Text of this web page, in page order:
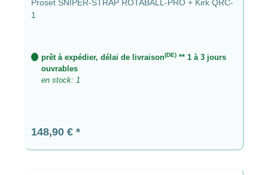
Proset SNIPER-STRAP ROTABALL-PRO + Kirk QRC-
1
prêt à expédier, délai de livraison(DE) ** 1 à 3 jours
ouvrables
en stock: 1
Prix régulier :
148,90 €